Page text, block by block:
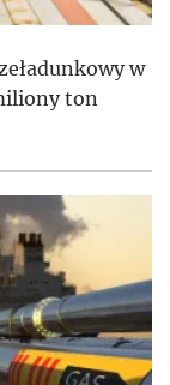
w
ton